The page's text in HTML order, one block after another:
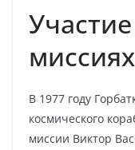
миссиях
В 1977 году
космического
миссии Виктор